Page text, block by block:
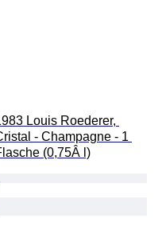
Louis Roederer,
- Champagne - 1
(0,75Â l)